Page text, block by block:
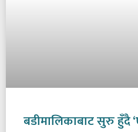
बडीमालिकाबाट सुरु हुँदै